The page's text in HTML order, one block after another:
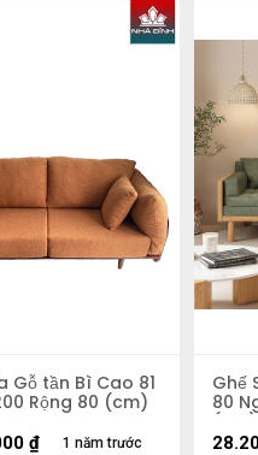
Gỗ tần Bì Cao 81
Rộng 80 (cm)
1 năm trước
₫
Ghế
80
(cm)